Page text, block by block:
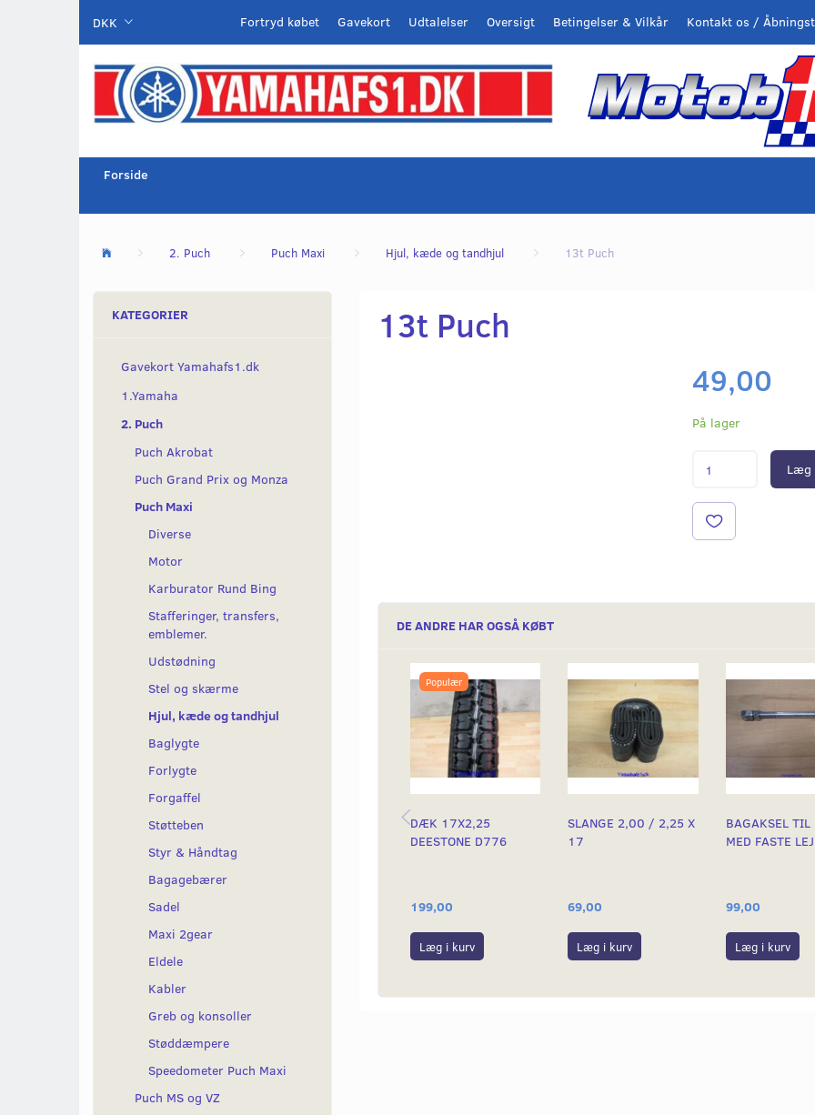
DKK Kontakt os /
Betingelser & Vilkår
Oversigt
Udtalelser
Gavekort
Fortryd købet
Forside
2. Puch Puch Maxi Hjul, kæde og tandhjul 13t Puch
KATEGORIER
Gavekort Yamahafs1.dk
1.Yamaha
2. Puch
Puch Akrobat
Puch Grand Prix og Monza
Puch Maxi
Diverse
Motor
Karburator Rund Bing
Stafferinger, transfers,
emblemer.
Udstødning
Stel og skærme
Hjul, kæde og tandhjul
Baglygte
Forlygte
Forgaffel
Støtteben
Styr & Håndtag
Bagagebærer
Sadel
Maxi 2gear
Eldele
Kabler
Greb og konsoller
Støddæmpere
Speedometer Puch Maxi
Puch MS og VZ
13t Puch
49,00
På lager
Læg
DE ANDRE HAR OGSÅ KØBT
Populær
DÆK 17X2,25
DEESTONE D776
199,00
Læg i kurv
SLANGE 2,00 / 2,25 X
17
69,00
Læg i kurv
BAGAKSEL TIL
MED FASTE
99,00
Læg i kurv